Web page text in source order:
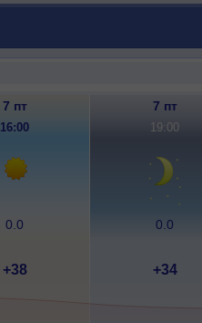
7 пт 7 пт
16:00 19:00
0.0 0.0
+38 +34